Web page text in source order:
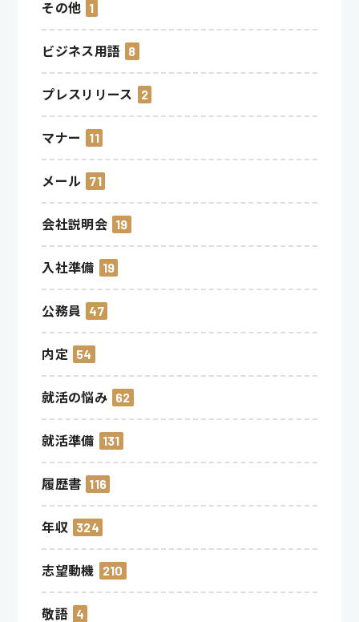
その他 1
ビジネス用語 8
プレスリリース 2
マナー 11
メール 71
会社説明会 19
入社準備 19
公務員 47
内定 54
就活の悩み 62
就活準備 131
履歴書 116
年収 324
志望動機 210
敬語 4